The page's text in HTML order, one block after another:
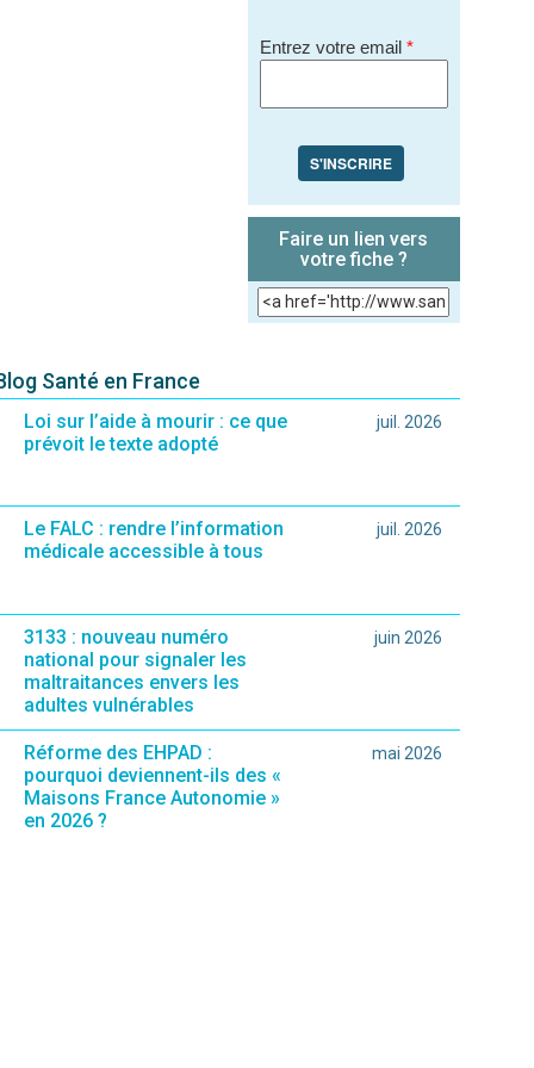
Entrez votre email *
S'INSCRIRE
Faire un lien vers
votre fiche ?
Santé en France
Loi sur l’aide à mourir : ce que
prévoit le texte adopté
juil. 2026
Le FALC : rendre l’information
médicale accessible à tous
juil. 2026
3133 : nouveau numéro
national pour signaler les
maltraitances envers les
adultes vulnérables
juin 2026
Réforme des EHPAD :
pourquoi deviennent-ils des «
Maisons France Autonomie »
en 2026 ?
mai 2026